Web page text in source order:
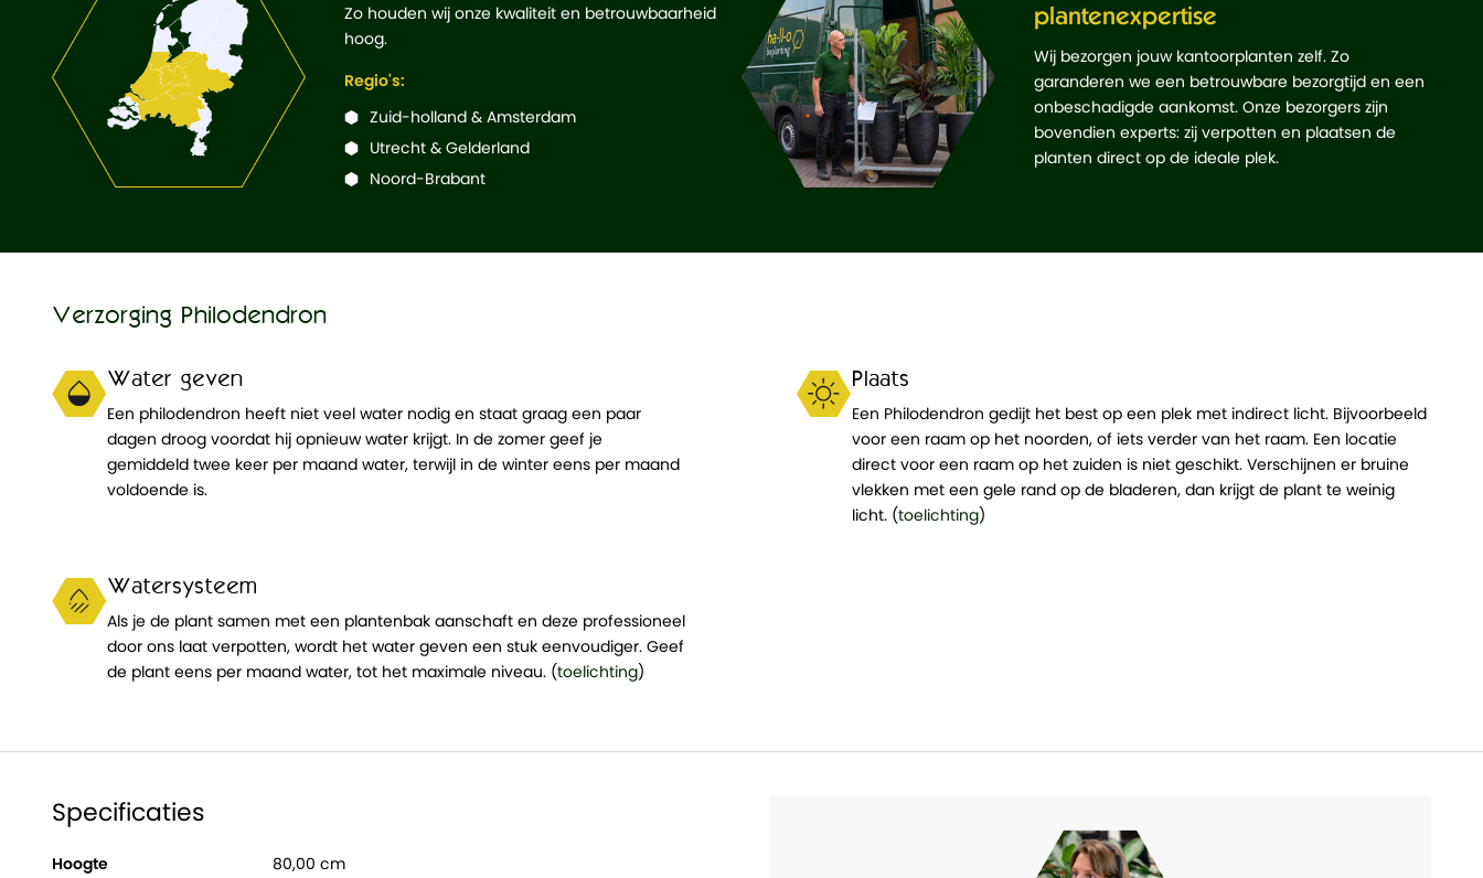
Zo houden wij onze kwaliteit en betrouwbaarheid
hoog.
Regio's:
Zuid-holland & Amsterdam
Utrecht & Gelderland
Noord-Brabant
plantenexpertise
Wij bezorgen jouw kantoorplanten zelf. Zo
garanderen we een betrouwbare bezorgtijd en een
onbeschadigde aankomst. Onze bezorgers zijn
bovendien experts: zij verpotten en plaatsen de
planten direct op de ideale plek.
Verzorging Philodendron
Water geven
Een philodendron heeft niet veel water nodig en staat graag een paar
dagen droog voordat hij opnieuw water krijgt. In de zomer geef je
gemiddeld twee keer per maand water, terwijl in de winter eens per maand
voldoende is.
Plaats
Een Philodendron gedijt het best op een plek met indirect licht. Bijvoorbeeld
voor een raam op het noorden, of iets verder van het raam. Een locatie
direct voor een raam op het zuiden is niet geschikt. Verschijnen er bruine
vlekken met een gele rand op de bladeren, dan krijgt de plant te weinig
licht. (toelichting)
Watersysteem
Als je de plant samen met een plantenbak aanschaft en deze professioneel
door ons laat verpotten, wordt het water geven een stuk eenvoudiger. Geef
de plant eens per maand water, tot het maximale niveau. (toelichting)
Specificaties
Hoogte 80,00 cm